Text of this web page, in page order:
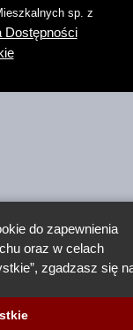
sp. z
Dostępności
do zapewnienia
oraz w celach
zgadzasz się